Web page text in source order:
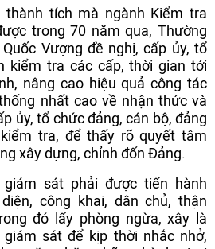
tích mà ngành Kiểm tra
trong 70 năm qua, Thường
Vượng đề nghị, cấp ủy, tổ
kiểm tra các cấp, thời gian tới
nâng cao hiệu quả công tác
nhất cao về nhận thức và
ủy, tổ chức đảng, cán bộ, đảng
tra, để thấy rõ quyết tâm
xây dựng, chỉnh đốn Đảng.
giám sát phải được tiến hành
công khai, dân chủ, thận
đó lấy phòng ngừa, xây là
sát để kịp thời nhắc nhở,